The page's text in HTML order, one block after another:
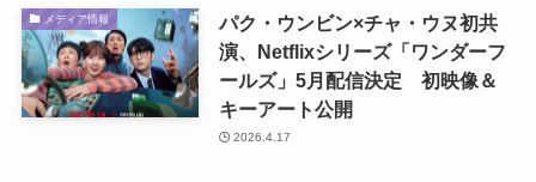
メディア情報
パク・ウンビン×チャ・ウヌ初共
演、Netflixシリーズ「ワンダーフ
ールズ」5月配信決定 初映像＆
キーアート公開
2026.4.17